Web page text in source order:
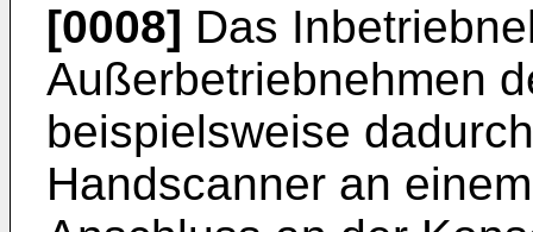
[0008] Das
Außerbetriebnehmen
beispielsweise
Handscanner an